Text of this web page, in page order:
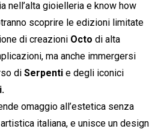
nell’alta gioielleria e know how
scoprire le edizioni limitate
di creazioni Octo di alta
ma anche immergersi
di Serpenti e degli iconici
omaggio all’estetica senza
italiana, e unisce un design